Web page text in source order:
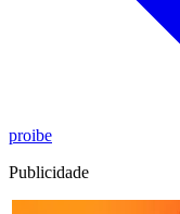
proibe
Publicidade